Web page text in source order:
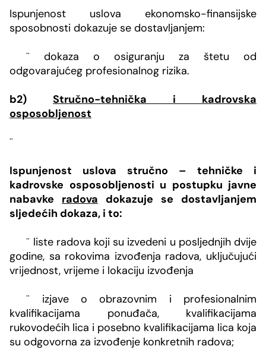
Ispunjenost uslova ekonomsko-finansijske
sposobnosti dokazuje se dostavljanjem:
¨ dokaza o osiguranju za štetu od
odgovarajućeg profesionalnog rizika.
b2) Stručno-tehnička i kadrovska
osposobljenost
¨
Ispunjenost uslova stručno – tehničke i
kadrovske osposobljenosti u postupku javne
nabavke radova dokazuje se dostavljanjem
sljedećih dokaza, i to:
¨ liste radova koji su izvedeni u posljednjih dvije
godine, sa rokovima izvođenja radova, uključujući
vrijednost, vrijeme i lokaciju izvođenja
¨ izjave o obrazovnim i profesionalnim
kvalifikacijama ponuđača, kvalifikacijama
rukovodećih lica i posebno kvalifikacijama lica koja
su odgovorna za izvođenje konkretnih radova;